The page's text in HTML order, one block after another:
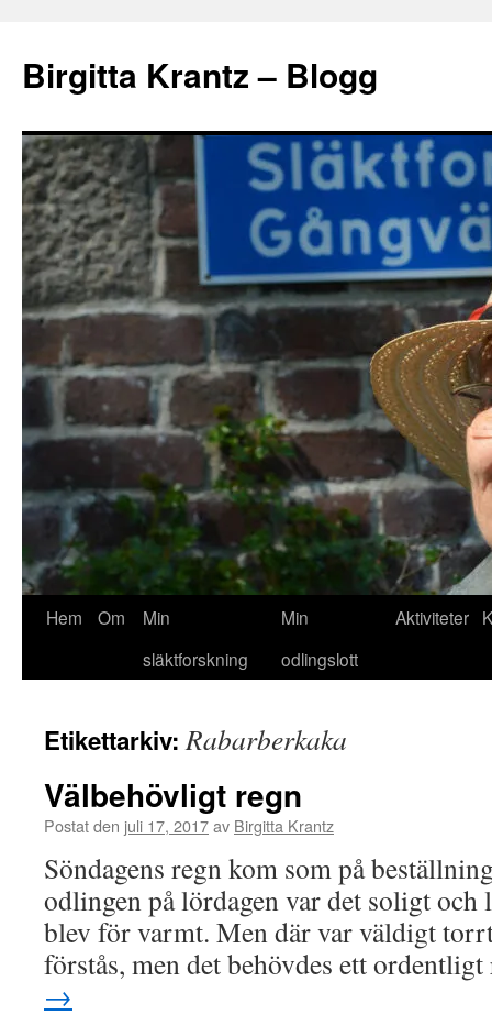
innehåll
Birgitta Krantz – Blogg
Hem Om
Min
släktforskning
Min
odlingslott
Aktiviteter
Etikettarkiv:Rabarberkaka
Välbehövligt regn
Postat den juli 17, 2017av Birgitta Krantz
Söndagens regn kom som på
odlingen på lördagen var det soligt och
blev för varmt. Men där var väldigt
förstås, men det behövdes ett
→